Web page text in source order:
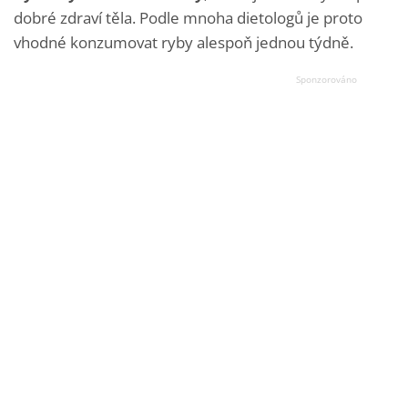
dobré zdraví těla. Podle mnoha dietologů je proto
vhodné konzumovat ryby alespoň jednou týdně.